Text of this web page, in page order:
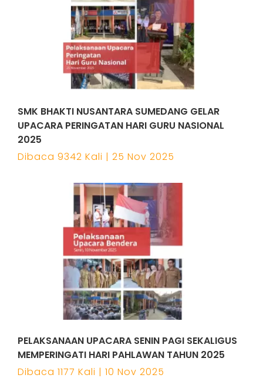
SMK BHAKTI NUSANTARA SUMEDANG GELAR
UPACARA PERINGATAN HARI GURU NASIONAL
2025
Dibaca 9342 Kali | 25 Nov 2025
PELAKSANAAN UPACARA SENIN PAGI SEKALIGUS
MEMPERINGATI HARI PAHLAWAN TAHUN 2025
Dibaca 1177 Kali | 10 Nov 2025